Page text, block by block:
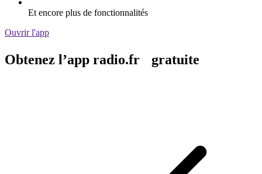
Et encore plus de fonctionnalités
Ouvrir l'app
Obtenez l’app radio.fr gratuite